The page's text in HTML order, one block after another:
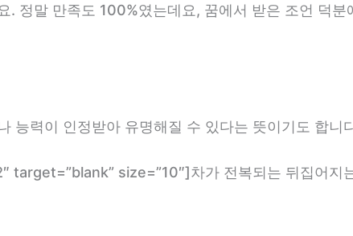
. 정말 만족도 100%였는데요, 꿈에서 받은 조언 덕
능력이 인정받아 유명해질 수 있다는 뜻이기도 합니
size=”10″]차가 전복되는 뒤집어지